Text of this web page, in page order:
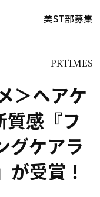
美ST部募集
PRTIMES
＞ヘアケ
質感『フ
グケアラ
が受賞！